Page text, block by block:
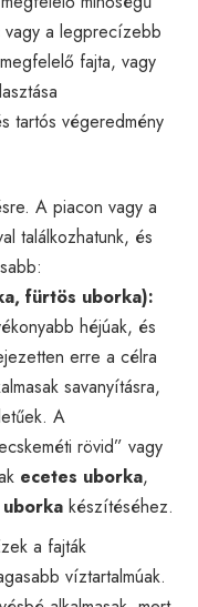
vagy a legprecízebb
fajta, vagy
tartós végeredmény
A piacon vagy a
találkozhatunk, és
fürtös uborka):
héjúak, és
erre a célra
savanyításra,
A
rövid” vagy
ecetes uborka,
készítéséhez.
a fajták
víztartalmúak.